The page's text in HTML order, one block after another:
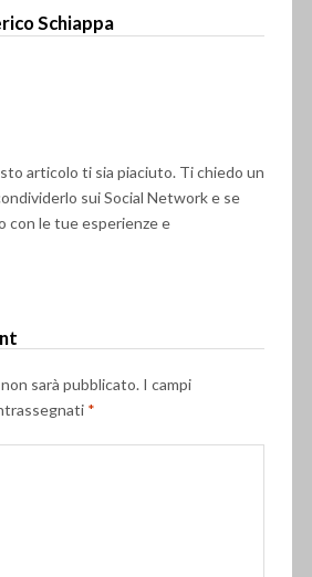
Schiappa
articolo ti sia piaciuto. Ti chiedo un
sui Social Network e se
con le tue esperienze e
sarà pubblicato. I campi
*